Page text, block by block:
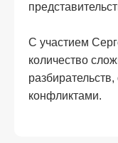
С участием
количество
конфликтами.